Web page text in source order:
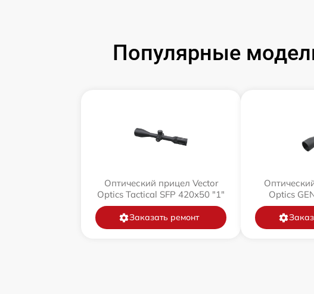
Популярные
Оптический прицел Vector
Optics Tactical SFP 420x50 "1"
Заказать ремонт
Optics